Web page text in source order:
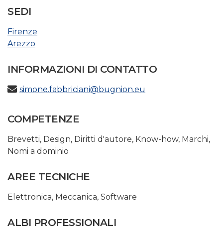
SEDI
Firenze
Arezzo
INFORMAZIONI DI CONTATTO
simone.fabbriciani@bugnion.eu
COMPETENZE
Brevetti, Design, Diritti d'autore, Know-how, Marchi,
Nomi a dominio
AREE TECNICHE
Elettronica, Meccanica, Software
ALBI PROFESSIONALI